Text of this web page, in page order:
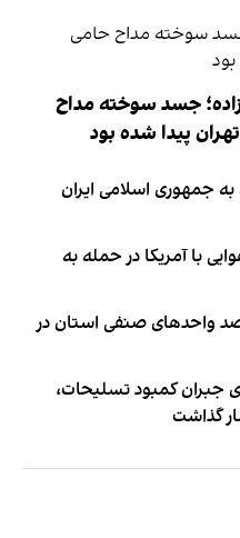
جسد سوخته مداح
پیدا شده بود
جمهوری اسلامی ایران
با آمریکا در حمله به
اصناف کردستان: ۹۵ درصد واحدهای صنفی استان در
جبران کمبود تسلیحات،
گذاشت